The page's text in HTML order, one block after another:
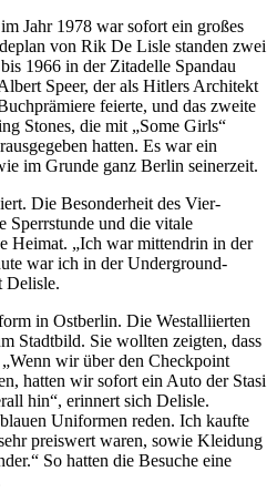
Jahr 1978 war sofort ein großes
von Rik De Lisle standen zwei
1966 in der Zitadelle Spandau
Speer, der als Hitlers Architekt
feierte, und das zweite
Stones, die mit „Some Girls“
hatten. Es war ein
im Grunde ganz Berlin seinerzeit.
Die Besonderheit des Vier-
Sperrstunde und die vitale
Heimat. „Ich war mittendrin in der
war ich in der Underground-
Delisle.
in Ostberlin. Die Westalliierten
Stadtbild. Sie wollten zeigten, dass
wir über den Checkpoint
hatten wir sofort ein Auto der Stasi
hin“, erinnert sich Delisle.
Uniformen reden. Ich kaufte
preiswert waren, sowie Kleidung
So hatten die Besuche eine